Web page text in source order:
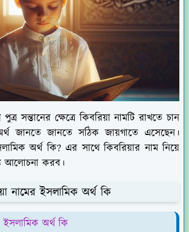
সন্তানের ক্ষেত্রে কিবরিয়া নামটি রাখতে চান
জানতে জানতে সঠিক জায়গাতে এসেছেন।
অর্থ কি? এর সাথে কিবরিয়ার নাম নিয়ে
আলোচনা করব।
নামের ইসলামিক অর্থ কি
ইসলামিক অর্থ কি